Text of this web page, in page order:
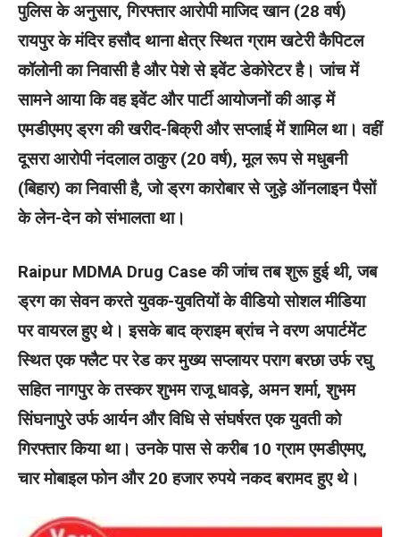
पुलिस के अनुसार, गिरफ्तार आरोपी माजिद खान (28 वर्ष)
रायपुर के मंदिर हसौद थाना क्षेत्र स्थित ग्राम खटेरी कैपिटल
कॉलोनी का निवासी है और पेशे से इवेंट डेकोरेटर है। जांच में
सामने आया कि वह इवेंट और पार्टी आयोजनों की आड़ में
एमडीएमए ड्रग की खरीद-बिक्री और सप्लाई में शामिल था। वहीं
दूसरा आरोपी नंदलाल ठाकुर (20 वर्ष), मूल रूप से मधुबनी
(बिहार) का निवासी है, जो ड्रग कारोबार से जुड़े ऑनलाइन पैसों
के लेन-देन को संभालता था।
Raipur MDMA Drug Case की जांच तब शुरू हुई थी, जब
ड्रग का सेवन करते युवक-युवतियों के वीडियो सोशल मीडिया
पर वायरल हुए थे। इसके बाद क्राइम ब्रांच ने वरण अपार्टमेंट
स्थित एक फ्लैट पर रेड कर मुख्य सप्लायर पराग बरछा उर्फ रघु
सहित नागपुर के तस्कर शुभम राजू धावड़े, अमन शर्मा, शुभम
सिंघनापुरे उर्फ आर्यन और विधि से संघर्षरत एक युवती को
गिरफ्तार किया था। उनके पास से करीब 10 ग्राम एमडीएमए,
चार मोबाइल फोन और 20 हजार रुपये नकद बरामद हुए थे।